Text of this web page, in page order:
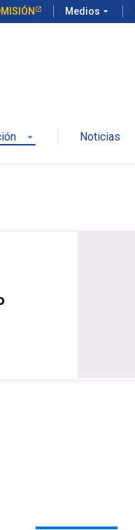
Medios arrow_drop_down
arrow_drop_down Noticias